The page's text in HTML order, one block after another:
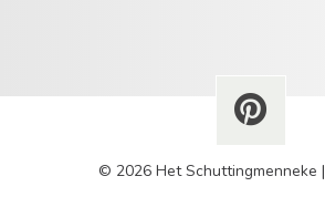
© 2026 Het Schuttingmenneke |